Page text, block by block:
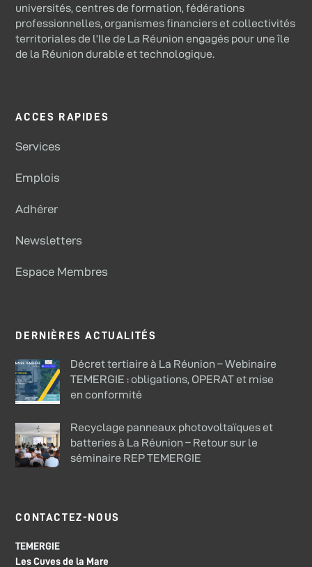
universités, centres de formation, fédérations
professionnelles, organismes financiers et collectivités
territoriales de l’Ile de La Réunion engagés pour une île
de la Réunion durable et technologique.
ACCES RAPIDES
Services
Emplois
Adhérer
Newsletters
Espace Membres
DERNIÈRES ACTUALITÉS
Décret tertiaire à La Réunion – Webinaire
TEMERGIE : obligations, OPERAT et mise
en conformité
Recyclage panneaux photovoltaïques et
batteries à La Réunion – Retour sur le
séminaire REP TEMERGIE
CONTACTEZ-NOUS
TEMERGIE
Les Cuves de la Mare